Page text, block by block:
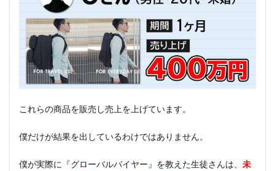
これらの商品を販売し売上を上げています。
僕だけが結果を出しているわけではありません。
僕が実際に『グローバルバイヤー』を教えた生徒さんは、 未